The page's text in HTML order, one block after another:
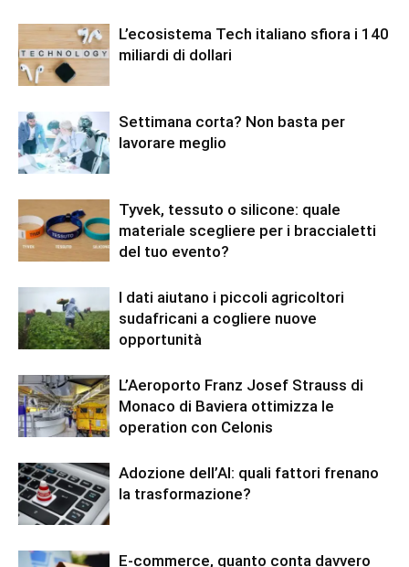
L’ecosistema Tech italiano sfiora i 140
miliardi di dollari
Settimana corta? Non basta per
lavorare meglio
Tyvek, tessuto o silicone: quale
materiale scegliere per i braccialetti
del tuo evento?
I dati aiutano i piccoli agricoltori
sudafricani a cogliere nuove
opportunità
L’Aeroporto Franz Josef Strauss di
Monaco di Baviera ottimizza le
operation con Celonis
Adozione dell’AI: quali fattori frenano
la trasformazione?
E-commerce, quanto conta davvero